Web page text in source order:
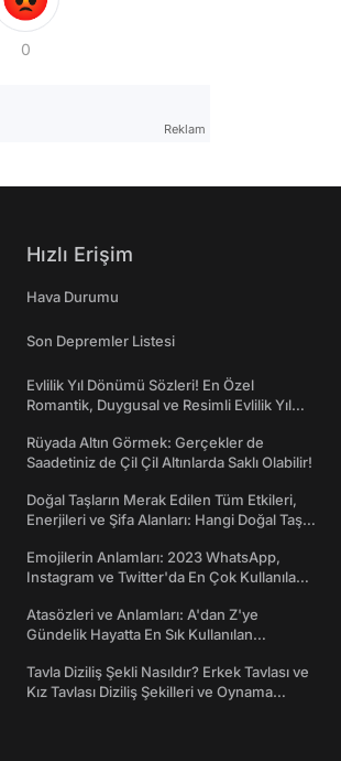
0
Reklam
Hızlı Erişim
Hava Durumu
Son Depremler Listesi
Evlilik Yıl Dönümü Sözleri! En Özel
Romantik, Duygusal ve Resimli Evlilik Yıl
Rüyada Altın Görmek: Gerçekler de
Saadetiniz de Çil Çil Altınlarda Saklı Olabilir!
Doğal Taşların Merak Edilen Tüm Etkileri,
Enerjileri ve Şifa Alanları: Hangi Doğal Taş
Emojilerin Anlamları: 2023 WhatsApp,
Instagram ve Twitter'da En Çok Kullanılan
Atasözleri ve Anlamları: A'dan Z'ye
Gündelik Hayatta En Sık Kullanılan
Tavla Diziliş Şekli Nasıldır? Erkek Tavlası ve
Kız Tavlası Diziliş Şekilleri ve Oynama